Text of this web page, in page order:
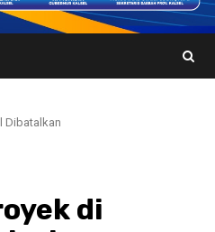
Dibatalkan
di